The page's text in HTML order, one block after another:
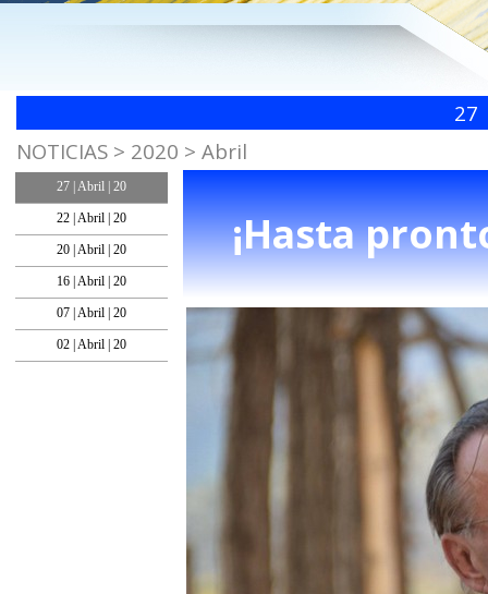
27
NOTICIAS > 2020 > Abril
27 | Abril | 20
22 | Abril | 20
20 | Abril | 20
16 | Abril | 20
07 | Abril | 20
02 | Abril | 20
¡Hasta